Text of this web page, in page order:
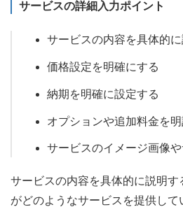
サービスの詳細入力ポイント
サービスの内容を具体的
価格設定を明確にする
納期を明確に設定する
オプションや追加料金を
サービスのイメージ画像
サービスの内容を具体的に説明す
がどのようなサービスを提供し